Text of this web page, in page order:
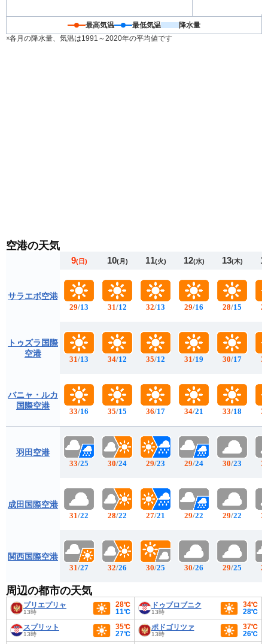
最高気温 最低気温
降水量
※各月の降水量、気温は1991～2020年の平均値です
空港の天気
サラエボ空港
トゥズラ国際
空港
バニャ・ルカ
国際空港
羽田空港
成田国際空港
関西国際空港
9(日)
29/13
31/13
33/16
33/25
31/22
31/27
10(月)
31/12
34/12
35/15
30/24
28/22
32/26
11(火)
32/13
35/12
36/17
29/23
27/21
30/25
12(水)
29/16
31/19
34/21
29/24
29/22
30/26
13(木)
28/15
30/17
33/18
30/23
29/22
29/25
周辺の都市の天気
プリエプリャ
13時
28℃
11℃
ドゥブロブニク
13時
34℃
28℃
スプリット
13時
35℃
27℃
ポドゴリツァ
13時
37℃
26℃